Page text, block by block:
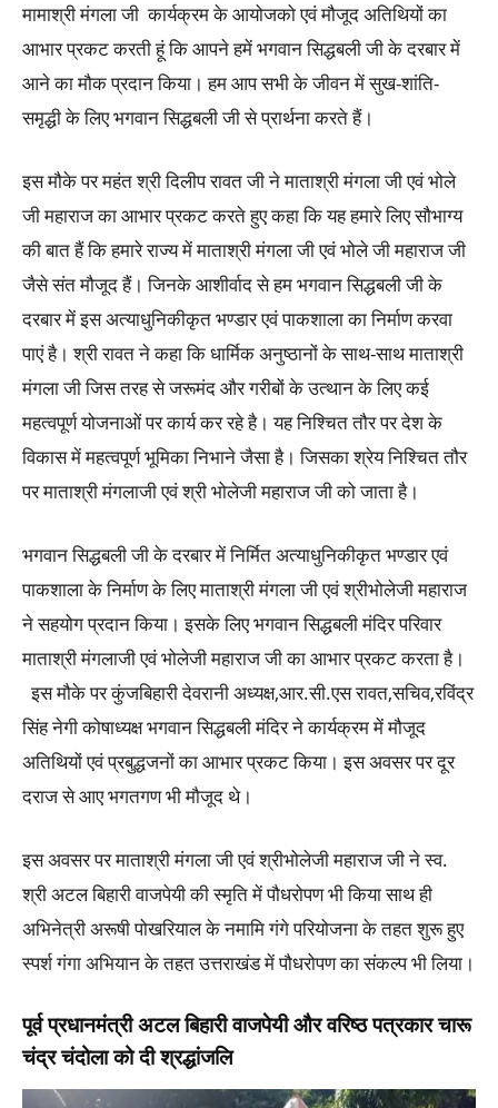
मामाश्री मंगला जी कार्यक्रम के आयोजको एवं मौजूद अतिथियों का
आभार प्रकट करती हूं कि आपने हमें भगवान सिद्धबली जी के दरबार में
आने का मौक प्रदान किया। हम आप सभी के जीवन में सुख-शांति-
समृद्धी के लिए भगवान सिद्धबली जी से प्रार्थना करते हैं।
इस मौके पर महंत श्री दिलीप रावत जी ने माताश्री मंगला जी एवं भोले
जी महाराज का आभार प्रकट करते हुए कहा कि यह हमारे लिए सौभाग्य
की बात हैं कि हमारे राज्य में माताश्री मंगला जी एवं भोले जी महाराज जी
जैसे संत मौजूद हैं। जिनके आशीर्वाद से हम भगवान सिद्धबली जी के
दरबार में इस अत्याधुनिकीकृत भण्डार एवं पाकशाला का निर्माण करवा
पाएं है। श्री रावत ने कहा कि धार्मिक अनुष्ठानों के साथ-साथ माताश्री
मंगला जी जिस तरह से जरूमंद और गरीबों के उत्थान के लिए कई
महत्वपूर्ण योजनाओं पर कार्य कर रहे है। यह निश्चित तौर पर देश के
विकास में महत्वपूर्ण भूमिका निभाने जैसा है। जिसका श्रेय निश्चित तौर
पर माताश्री मंगलाजी एवं श्री भोलेजी महाराज जी को जाता है।
भगवान सिद्धबली जी के दरबार में निर्मित अत्याधुनिकीकृत भण्डार एवं
पाकशाला के निर्माण के लिए माताश्री मंगला जी एवं श्रीभोलेजी महाराज
ने सहयोग प्रदान किया। इसके लिए भगवान सिद्धबली मंदिर परिवार
माताश्री मंगलाजी एवं भोलेजी महाराज जी का आभार प्रकट करता है।
इस मौके पर कुंजबिहारी देवरानी अध्यक्ष,आर.सी.एस रावत,सचिव,रविंद्र
सिंह नेगी कोषाध्यक्ष भगवान सिद्धबली मंदिर ने कार्यक्रम में मौजूद
अतिथियों एवं प्रबुद्धजनों का आभार प्रकट किया। इस अवसर पर दूर
दराज से आए भगतगण भी मौजूद थे।
इस अवसर पर माताश्री मंगला जी एवं श्रीभोलेजी महाराज जी ने स्व.
श्री अटल बिहारी वाजपेयी की स्मृति में पौधरोपण भी किया साथ ही
अभिनेत्री अरूषी पोखरियाल के नमामि गंगे परियोजना के तहत शुरू हुए
स्पर्श गंगा अभियान के तहत उत्तराखंड में पौधरोपण का संकल्प भी लिया।
पूर्व प्रधानमंत्री अटल बिहारी वाजपेयी और वरिष्ठ पत्रकार चारू
चंद्र चंदोला को दी श्रद्धांजलि